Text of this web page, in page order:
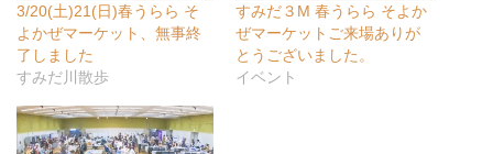
3/20(土)21(日)春うらら そ
よかぜマーケット、無事終
了しました
すみだ川散歩
すみだ３M 春うらら そよか
ぜマーケットご来場ありが
とうございました。
イベント